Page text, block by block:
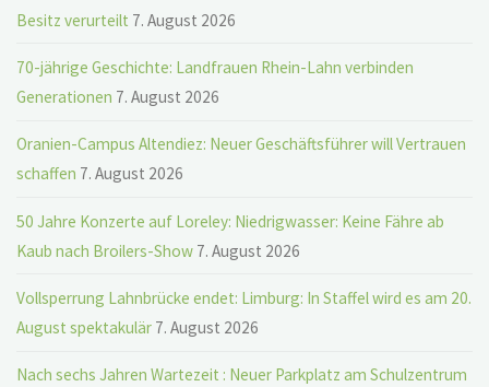
Besitz verurteilt 7. August 2026
70-jährige Geschichte: Landfrauen Rhein-Lahn verbinden
Generationen 7. August 2026
Oranien-Campus Altendiez: Neuer Geschäftsführer will Vertrauen
schaffen 7. August 2026
50 Jahre Konzerte auf Loreley: Niedrigwasser: Keine Fähre ab
Kaub nach Broilers-Show 7. August 2026
Vollsperrung Lahnbrücke endet: Limburg: In Staffel wird es am 20.
August spektakulär 7. August 2026
Nach sechs Jahren Wartezeit : Neuer Parkplatz am Schulzentrum